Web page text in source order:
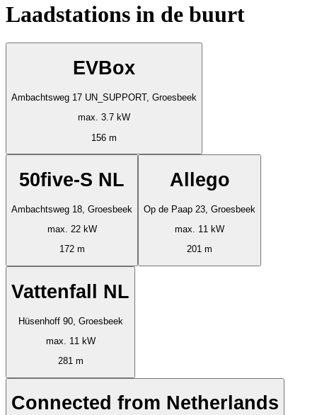
Laadstations in de buurt
EVBox
Ambachtsweg 17 UN_SUPPORT, Groesbeek
max. 3.7 kW
156 m
50five-S NL
Ambachtsweg 18, Groesbeek
max. 22 kW
172 m
Allego
Op de Paap 23, Groesbeek
max. 11 kW
201 m
Vattenfall NL
Hüsenhoff 90, Groesbeek
max. 11 kW
281 m
Connected from Netherlands